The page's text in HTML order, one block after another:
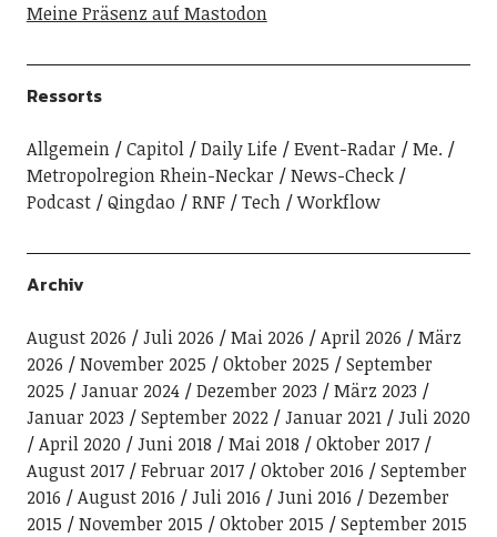
Meine Präsenz auf Mastodon
Ressorts
Allgemein Capitol Daily Life Event-Radar
Me.
Metropolregion Rhein-Neckar
News-Check
Podcast
Qingdao RNF Tech Workflow
Archiv
August 2026 Juli 2026 Mai 2026 April 2026
März
2026
November 2025 Oktober 2025
September
2025
Januar 2024 Dezember 2023
März 2023
Januar 2023
September 2022 Januar 2021
Juli 2020
April 2020
Juni 2018 Mai 2018
Oktober 2017
August 2017
Februar 2017 Oktober 2016
September
2016
August 2016 Juli 2016 Juni 2016
Dezember
2015
November 2015 Oktober 2015
September 2015